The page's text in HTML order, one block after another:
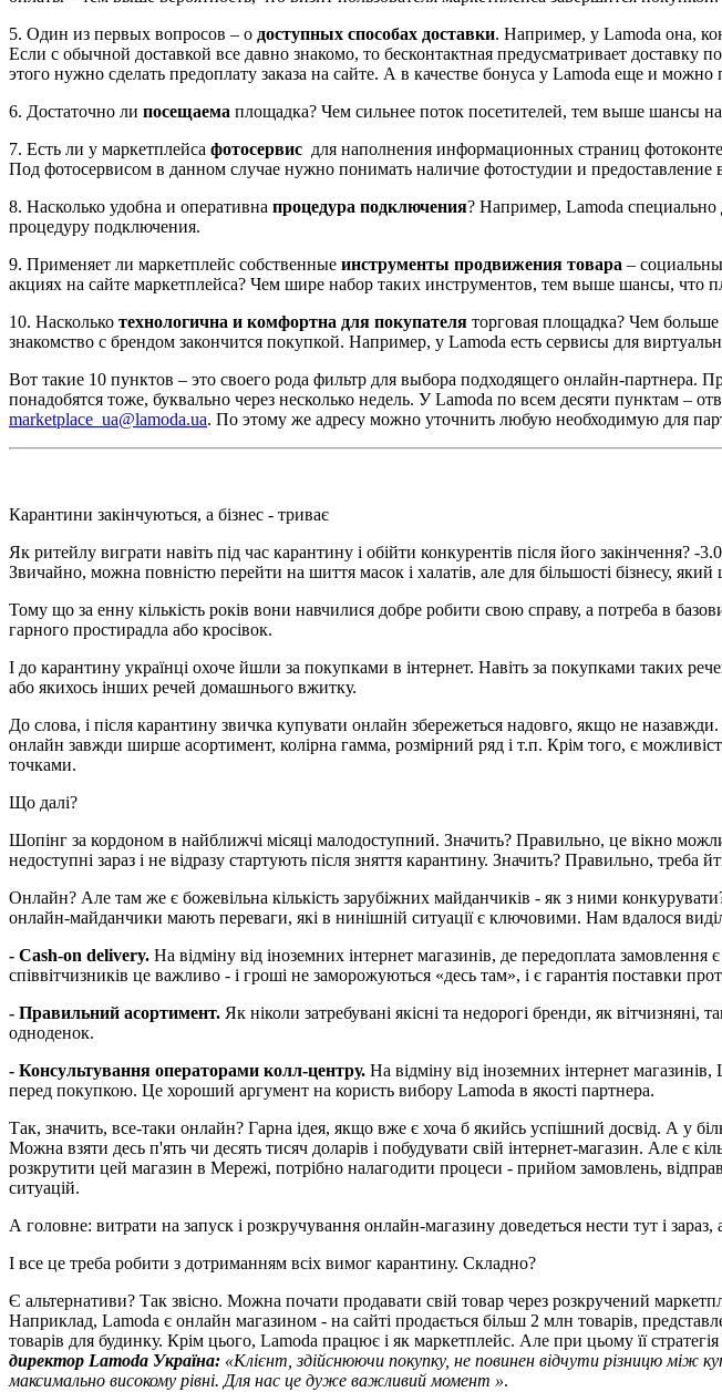
5. Один из первых вопросов – о доступных способах доставки. Например, у Lamoda она,
Если с обычной доставкой все давно знакомо, то бесконтактная предусматривает
этого нужно сделать предоплату заказа на сайте. А в качестве бонуса у Lamoda еще и
6. Достаточно ли посещаема площадка? Чем сильнее поток посетителей, тем выше шансы
7. Есть ли у маркетплейса фотосервис для наполнения информационных страниц
Под фотосервисом в данном случае нужно понимать наличие фотостудии и
8. Насколько удобна и оперативна процедура подключения? Например, Lamoda
процедуру подключения.
9. Применяет ли маркетплейс собственные инструменты продвижения товара –
акциях на сайте маркетплейса? Чем шире набор таких инструментов, тем выше шансы, что
10. Насколько технологична и комфортна для покупателя торговая площадка? Чем
знакомство с брендом закончится покупкой. Например, у Lamoda есть сервисы для
Вот такие 10 пунктов – это своего рода фильтр для выбора подходящего онлайн-партнера.
понадобятся тоже, буквально через несколько недель. У Lamoda по всем десяти пунктам –
marketplace_ua@lamoda.ua. По этому же адресу можно уточнить любую необходимую для
Карантини закінчуються, а бізнес - триває
Як ритейлу виграти навіть під час карантину і обійти конкурентів після його закінчення? -3.0
Звичайно, можна повністю перейти на шиття масок і халатів, але для більшості бізнесу,
Тому що за енну кількість років вони навчилися добре робити свою справу, а потреба в
гарного простирадла або кросівок.
І до карантину українці охоче йшли за покупками в інтернет. Навіть за покупками таких
або якихось інших речей домашнього вжитку.
До слова, і після карантину звичка купувати онлайн збережеться надовго, якщо не
онлайн завжди ширше асортимент, колірна гамма, розмірний ряд і т.п. Крім того, є
точками.
Що далі?
Шопінг за кордоном в найближчі місяці малодоступний. Значить? Правильно, це вікно
недоступні зараз і не відразу стартують після зняття карантину. Значить? Правильно, треба
Онлайн? Але там же є божевільна кількість зарубіжних майданчиків - як з ними
онлайн-майданчики мають переваги, які в нинішній ситуації є ключовими. Нам вдалося
- Cash-on delivery. На відміну від іноземних інтернет магазинів, де передоплата
співвітчизників це важливо - і гроші не заморожуються «десь там», і є гарантія поставки
- Правильний асортимент. Як ніколи затребувані якісні та недорогі бренди, як
одноденок.
- Консультування операторами колл-центру. На відміну від іноземних інтернет
перед покупкою. Це хороший аргумент на користь вибору Lamoda в якості партнера.
Так, значить, все-таки онлайн? Гарна ідея, якщо вже є хоча б якийсь успішний досвід. А у
Можна взяти десь п'ять чи десять тисяч доларів і побудувати свій інтернет-магазин. Але є
розкрутити цей магазин в Мережі, потрібно налагодити процеси - прийом замовлень,
ситуацій.
А головне: витрати на запуск і розкручування онлайн-магазину доведеться нести тут і
І все це треба робити з дотриманням всіх вимог карантину. Складно?
Є альтернативи? Так звісно. Можна почати продавати свій товар через розкручений
Наприклад, Lamoda є онлайн магазином - на сайті продається більш 2 млн товарів,
товарів для будинку. Крім цього, Lamoda працює і як маркетплейс. Але при цьому її
директор Lamoda Україна: «Клієнт, здійснюючи покупку, не повинен відчути різницю між
максимально високому рівні. Для нас це дуже важливий момент ».